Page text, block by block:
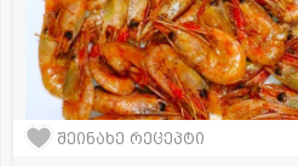
შეინახე რეცეპტი